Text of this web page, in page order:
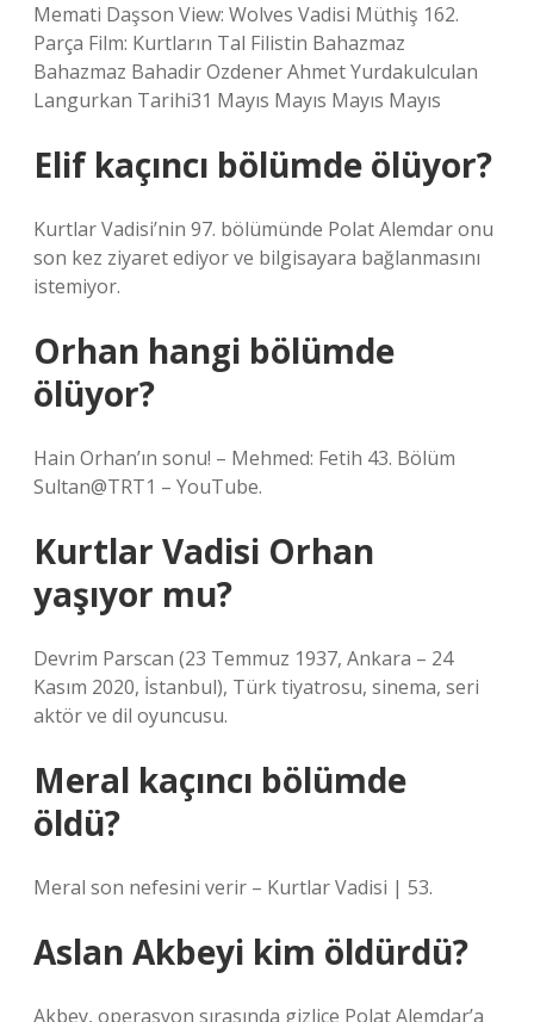
Memati Daşson View: Wolves Vadisi Müthiş 162.
Parça Film: Kurtların Tal Filistin Bahazmaz
Bahazmaz Bahadir Ozdener Ahmet Yurdakulculan
Langurkan Tarihi31 Mayıs Mayıs Mayıs Mayıs
Elif kaçıncı bölümde ölüyor?
Kurtlar Vadisi’nin 97. bölümünde Polat Alemdar onu
son kez ziyaret ediyor ve bilgisayara bağlanmasını
istemiyor.
Orhan hangi bölümde
ölüyor?
Hain Orhan’ın sonu! – Mehmed: Fetih 43. Bölüm
Sultan@TRT1 – YouTube.
Kurtlar Vadisi Orhan
yaşıyor mu?
Devrim Parscan (23 Temmuz 1937, Ankara – 24
Kasım 2020, İstanbul), Türk tiyatrosu, sinema, seri
aktör ve dil oyuncusu.
Meral kaçıncı bölümde
öldü?
Meral son nefesini verir – Kurtlar Vadisi | 53.
Aslan Akbeyi kim öldürdü?
Akbey, operasyon sırasında gizlice Polat Alemdar’a